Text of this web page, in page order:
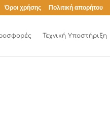
Όροι χρήσης Πολιτική απορήτου
Τεχνική Υποστήριξη